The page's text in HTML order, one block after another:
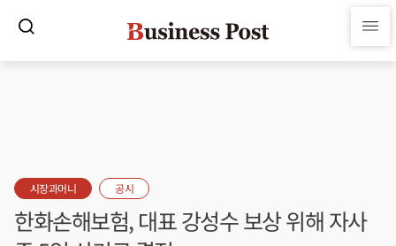
시장과머니 공시
한화손해보험, 대표 강성수 보상 위해 자사